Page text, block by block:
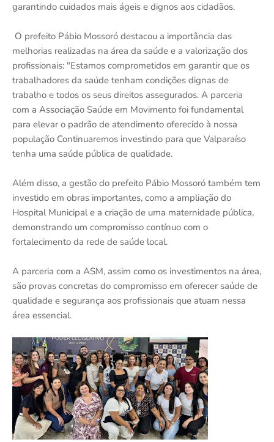
garantindo cuidados mais ágeis e dignos aos cidadãos.
O prefeito Pábio Mossoró destacou a importância das
melhorias realizadas na área da saúde e a valorização dos
profissionais: "Estamos comprometidos em garantir que os
trabalhadores da saúde tenham condições dignas de
trabalho e todos os seus direitos assegurados. A parceria
com a Associação Saúde em Movimento foi fundamental
para elevar o padrão de atendimento oferecido à nossa
população Continuaremos investindo para que Valparaíso
tenha uma saúde pública de qualidade.
Além disso, a gestão do prefeito Pábio Mossoró também tem
investido em obras importantes, como a ampliação do
Hospital Municipal e a criação de uma maternidade pública,
demonstrando um compromisso contínuo com o
fortalecimento da rede de saúde local.
A parceria com a ASM, assim como os investimentos na área,
são provas concretas do compromisso em oferecer saúde de
qualidade e segurança aos profissionais que atuam nessa
área essencial.